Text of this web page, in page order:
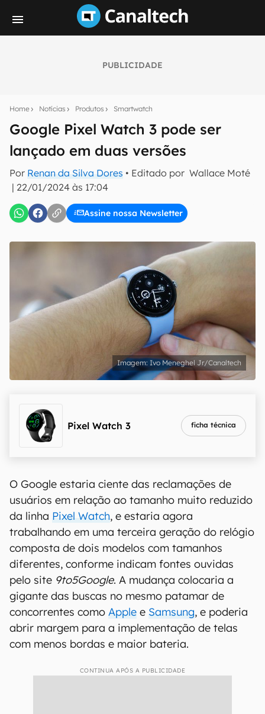
PUBLICIDADE
Home Notícias Produtos Smartwatch
Google Pixel Watch 3 pode ser
lançado em duas versões
Por Renan da Silva Dores • Editado por Wallace Moté
| 22/01/2024 às 17:04
Assine nossa Newsletter
notícias e reviews sobre tecnologia em primeira
E-mail
Uso e Política de Privacidade do Canaltech.
Ivo Meneghel Jr/Canaltech
Pixel Watch 3 ficha técnica
O Google estaria ciente das reclamações de
usuários em relação ao tamanho muito reduzido
da linha Pixel Watch, e estaria agora
trabalhando em uma terceira geração do relógio
composta de dois modelos com tamanhos
diferentes, conforme indicam fontes ouvidas
pelo site 9to5Google. A mudança colocaria a
gigante das buscas no mesmo patamar de
concorrentes como Apple e Samsung, e poderia
abrir margem para a implementação de telas
com menos bordas e maior bateria.
CONTINUA APÓS A PUBLICIDADE